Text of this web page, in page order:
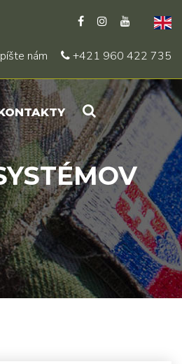
nám +421 960 422 735